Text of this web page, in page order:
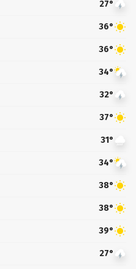
27°
36°
36°
34°
32°
37°
31°
34°
38°
38°
39°
27°